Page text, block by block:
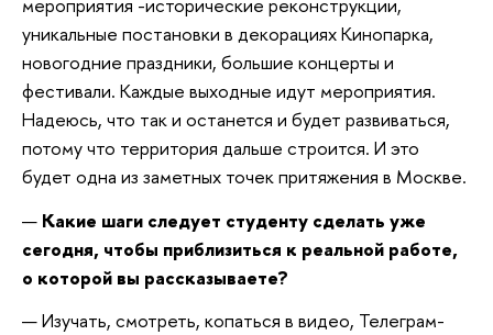
уникальные постановки в декорациях Кинопарка,
новогодние праздники, большие концерты и
фестивали. Каждые выходные идут мероприятия.
Надеюсь, что так и останется и будет развиваться,
потому что территория дальше строится. И это
будет одна из заметных точек притяжения в Москве.
— Какие шаги следует студенту сделать уже
сегодня, чтобы приблизиться к реальной работе,
о которой вы рассказываете?
— Изучать, смотреть, копаться в видео, Телеграм-